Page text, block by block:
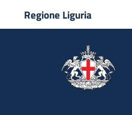
Regione Liguria